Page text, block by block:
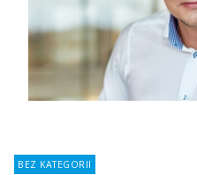
BEZ KATEGORII